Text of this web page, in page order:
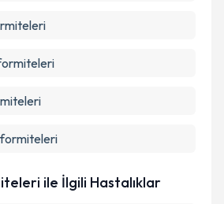
ile İlgili Hastalıklar